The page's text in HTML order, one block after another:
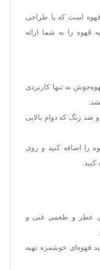
قهوه است که با طراحی
قهوه را به شما ارائه
نه تنها کاربردی
ضد زنگ که دوام بالایی
را اضافه کنید و روی
عطر و طعمی غنی و
قهوه‌ای خوشمزه تهیه